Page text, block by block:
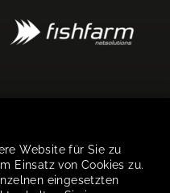
Website für Sie zu
Einsatz von Cookies zu.
eingesetzten